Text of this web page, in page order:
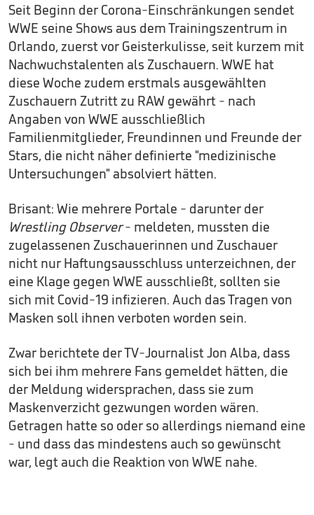
Seit Beginn der Corona-Einschränkungen sendet
WWE seine Shows aus dem Trainingszentrum in
Orlando, zuerst vor Geisterkulisse, seit kurzem mit
Nachwuchstalenten als Zuschauern. WWE hat
diese Woche zudem erstmals ausgewählten
Zuschauern Zutritt zu RAW gewährt - nach
Angaben von WWE ausschließlich
Familienmitglieder, Freundinnen und Freunde der
Stars, die nicht näher definierte "medizinische
Untersuchungen" absolviert hätten.
Brisant: Wie mehrere Portale - darunter der
Wrestling Observer- meldeten, mussten die
zugelassenen Zuschauerinnen und Zuschauer
nicht nur Haftungsausschluss unterzeichnen, der
eine Klage gegen WWE ausschließt, sollten sie
sich mit Covid-19 infizieren. Auch das Tragen von
Masken soll ihnen verboten worden sein.
Zwar berichtete der TV-Journalist Jon Alba, dass
sich bei ihm mehrere Fans gemeldet hätten, die
der Meldung widersprachen, dass sie zum
Maskenverzicht gezwungen worden wären.
Getragen hatte so oder so allerdings niemand eine
- und dass das mindestens auch so gewünscht
war, legt auch die Reaktion von WWE nahe.